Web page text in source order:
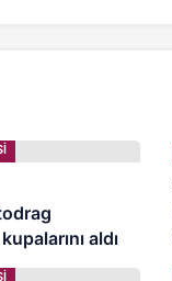
aldı